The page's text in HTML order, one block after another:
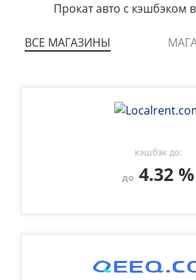
Прокат авто с кэшбэком в
ВСЕ МАГАЗИНЫ
кэшбэк до:
до4.32 %